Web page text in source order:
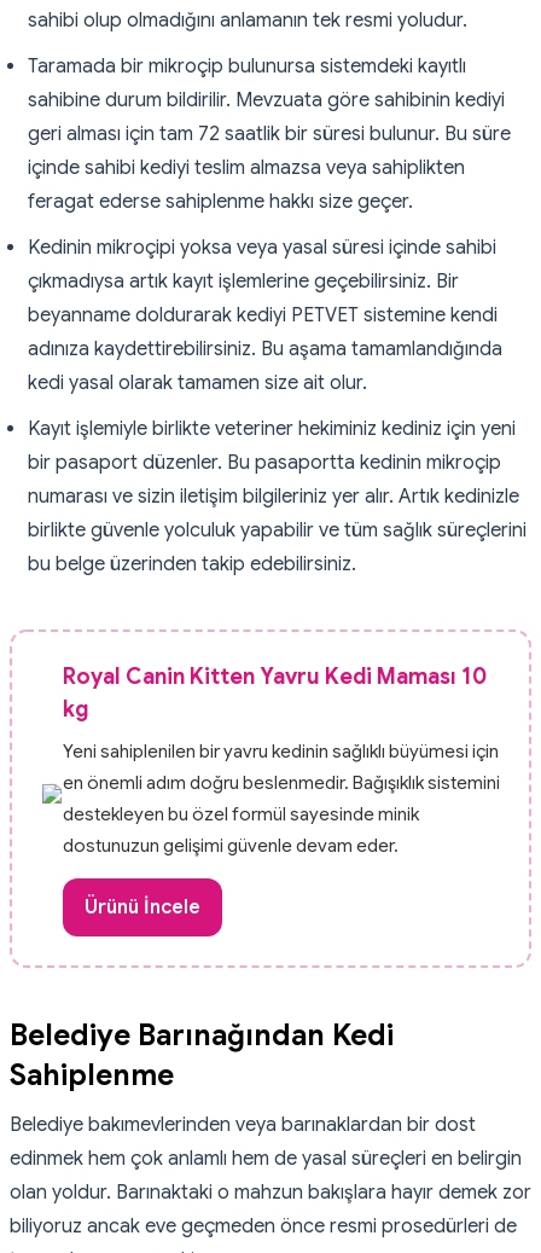
sahibi olup olmadığını anlamanın tek resmi yoludur.
Taramada bir mikroçip bulunursa sistemdeki kayıtlı
sahibine durum bildirilir. Mevzuata göre sahibinin kediyi
geri alması için tam 72 saatlik bir süresi bulunur. Bu süre
içinde sahibi kediyi teslim almazsa veya sahiplikten
feragat ederse sahiplenme hakkı size geçer.
Kedinin mikroçipi yoksa veya yasal süresi içinde sahibi
çıkmadıysa artık kayıt işlemlerine geçebilirsiniz. Bir
beyanname doldurarak kediyi PETVET sistemine kendi
adınıza kaydettirebilirsiniz. Bu aşama tamamlandığında
kedi yasal olarak tamamen size ait olur.
Kayıt işlemiyle birlikte veteriner hekiminiz kediniz için yeni
bir pasaport düzenler. Bu pasaportta kedinin mikroçip
numarası ve sizin iletişim bilgileriniz yer alır. Artık kedinizle
birlikte güvenle yolculuk yapabilir ve tüm sağlık süreçlerini
bu belge üzerinden takip edebilirsiniz.
Royal Canin Kitten Yavru Kedi Maması 10
kg
Yeni sahiplenilen bir yavru kedinin sağlıklı büyümesi için
en önemli adım doğru beslenmedir. Bağışıklık sistemini
destekleyen bu özel formül sayesinde minik
dostunuzun gelişimi güvenle devam eder.
Ürünü İncele
Belediye Barınağından Kedi
Sahiplenme
Belediye bakımevlerinden veya barınaklardan bir dost
edinmek hem çok anlamlı hem de yasal süreçleri en belirgin
olan yoldur. Barınaktaki o mahzun bakışlara hayır demek zor
biliyoruz ancak eve geçmeden önce resmi prosedürleri de